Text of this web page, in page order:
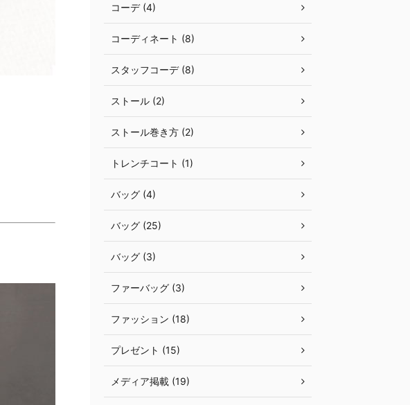
コーデ (4)
コーディネート (8)
スタッフコーデ (8)
ストール (2)
ストール巻き方 (2)
トレンチコート (1)
バッグ (4)
バッグ (25)
バッグ (3)
ファーバッグ (3)
ファッション (18)
プレゼント (15)
メディア掲載 (19)